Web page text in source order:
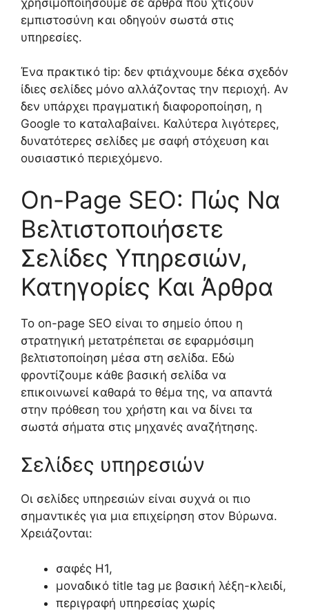
εμπιστοσύνη και οδηγούν σωστά στις
υπηρεσίες.
Ένα πρακτικό tip: δεν φτιάχνουμε δέκα σχεδόν
ίδιες σελίδες μόνο αλλάζοντας την περιοχή. Αν
δεν υπάρχει πραγματική διαφοροποίηση, η
Google το καταλαβαίνει. Καλύτερα λιγότερες,
δυνατότερες σελίδες με σαφή στόχευση και
ουσιαστικό περιεχόμενο.
On-Page SEO: Πώς Να
Βελτιστοποιήσετε
Σελίδες Υπηρεσιών,
Κατηγορίες Και Άρθρα
Το on-page SEO είναι το σημείο όπου η
στρατηγική μετατρέπεται σε εφαρμόσιμη
βελτιστοποίηση μέσα στη σελίδα. Εδώ
φροντίζουμε κάθε βασική σελίδα να
επικοινωνεί καθαρά το θέμα της, να απαντά
στην πρόθεση του χρήστη και να δίνει τα
σωστά σήματα στις μηχανές αναζήτησης.
Σελίδες υπηρεσιών
Οι σελίδες υπηρεσιών είναι συχνά οι πιο
σημαντικές για μια επιχείρηση στον Βύρωνα.
Χρειάζονται:
σαφές H1,
μοναδικό title tag με βασική λέξη-κλειδί,
περιγραφή υπηρεσίας χωρίς